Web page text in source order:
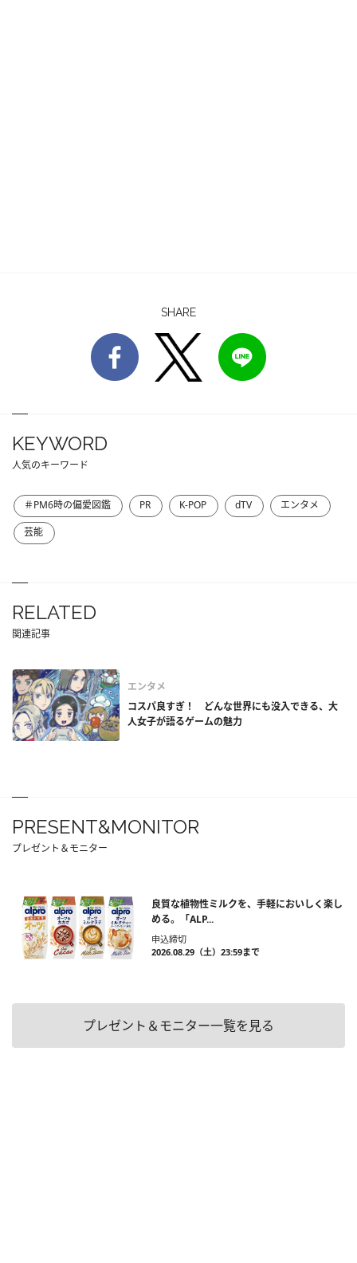
SHARE
KEYWORD
人気のキーワード
＃PM6時の偏愛図鑑 PR K-POP dTV
エンタメ
芸能
RELATED
関連記事
エンタメ
コスパ良すぎ！ どんな世界にも没入できる、大
人女子が語るゲームの魅力
PRESENT&MONITOR
プレゼント＆モニター
良質な植物性ミルクを、手軽においしく楽し
める。「ALP...
申込締切
2026.08.29（土）23:59まで
プレゼント＆モニター一覧を見る